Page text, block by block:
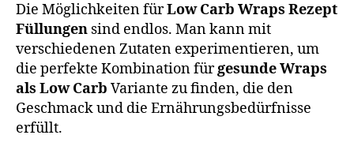
Die Möglichkeiten fürLow Carb Wraps Rezept
Füllungen sind endlos. Man kann mit
verschiedenen Zutaten experimentieren, um
die perfekte Kombination fürgesunde Wraps
als Low Carb Variante zu finden, die den
Geschmack und die Ernährungsbedürfnisse
erfüllt.